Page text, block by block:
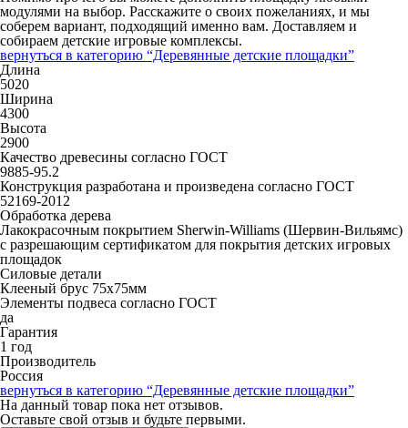
модулями на выбор. Расскажите о своих пожеланиях, и мы
соберем вариант, подходящий именно вам. Доставляем и
собираем детские игровые комплексы.
вернуться в категорию “Деревянные детские площадки”
Длина
5020
Ширина
4300
Высота
2900
Качество древесины согласно ГОСТ
9885-95.2
Конструкция разработана и произведена согласно ГОСТ
52169-2012
Обработка дерева
Лакокрасочным покрытием Sherwin-Williams (Шервин-Вильямс)
с разрешающим сертификатом для покрытия детских игровых
площадок
Силовые детали
Клееный брус 75х75мм
Элементы подвеса согласно ГОСТ
да
Гарантия
1 год
Производитель
Россия
вернуться в категорию “Деревянные детские площадки”
На данный товар пока нет отзывов.
Оставьте свой отзыв и будьте первыми.